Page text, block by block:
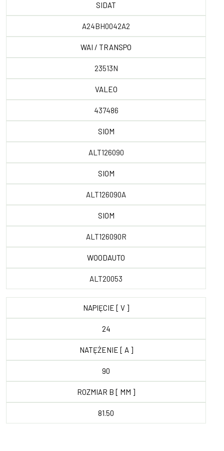
SIDAT
A24BH0042A2
WAI / TRANSPO
23513N
VALEO
437486
SIOM
ALT126090
SIOM
ALT126090A
SIOM
ALT126090R
WOODAUTO
ALT20053
NAPIĘCIE [ V ]
24
NATĘŻENIE [ A ]
90
ROZMIAR B [ MM ]
81.50